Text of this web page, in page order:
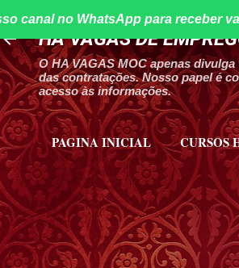
Pular para o
HA VAGAS DE
O HA VAGAS MOC apenas
das contratações. Nosso papel é
acesso às informações.
canal no WhatsApp para receber
PAGINA INICIAL CURSOS